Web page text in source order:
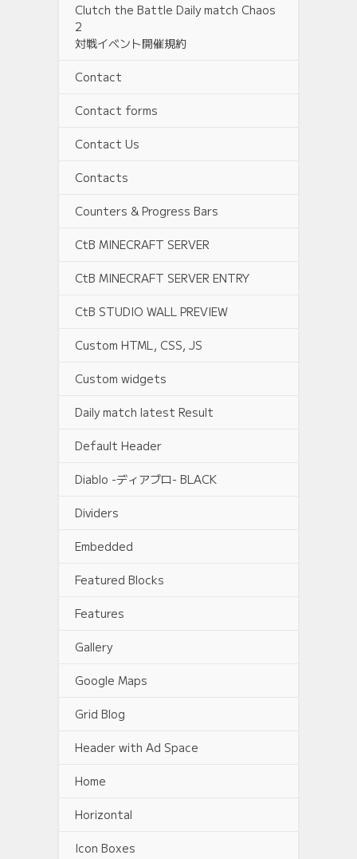
Clutch the Battle Daily match Chaos
2
対戦イベント開催規約
Contact
Contact forms
Contact Us
Contacts
Counters & Progress Bars
CtB MINECRAFT SERVER
CtB MINECRAFT SERVER ENTRY
CtB STUDIO WALL PREVIEW
Custom HTML, CSS, JS
Custom widgets
Daily match latest Result
Default Header
Diablo -ディアブロ- BLACK
Dividers
Embedded
Featured Blocks
Features
Gallery
Google Maps
Grid Blog
Header with Ad Space
Home
Horizontal
Icon Boxes